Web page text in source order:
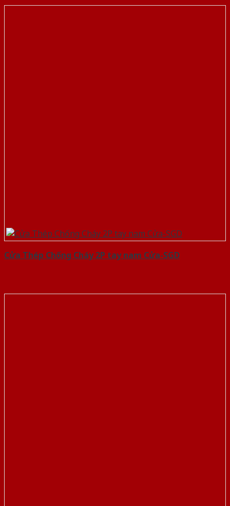
Cửa Thép Chống Cháy 2P tay nam Cửa-SGD